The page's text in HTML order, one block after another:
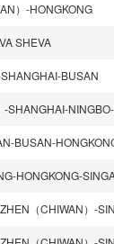
）-HONGKONG
SHEVA
BUSAN
SHANGHAI-